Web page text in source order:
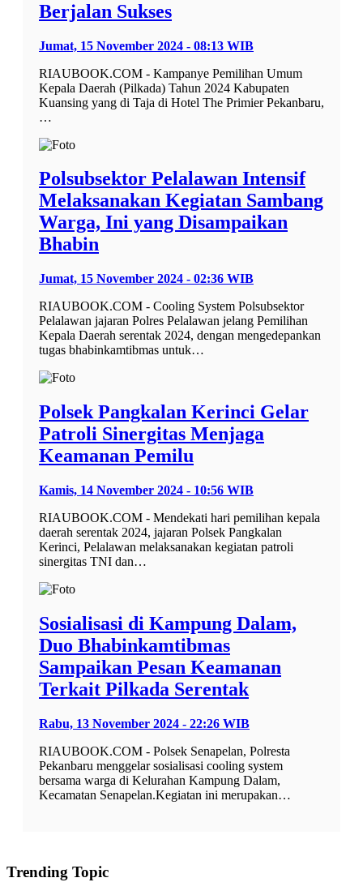
Berjalan Sukses
Jumat, 15 November 2024 - 08:13 WIB
RIAUBOOK.COM - Kampanye Pemilihan Umum
Kepala Daerah (Pilkada) Tahun 2024 Kabupaten
Kuansing yang di Taja di Hotel The Primier Pekanbaru,
…
Polsubsektor Pelalawan Intensif
Melaksanakan Kegiatan Sambang
Warga, Ini yang Disampaikan
Bhabin
Jumat, 15 November 2024 - 02:36 WIB
RIAUBOOK.COM - Cooling System Polsubsektor
Pelalawan jajaran Polres Pelalawan jelang Pemilihan
Kepala Daerah serentak 2024, dengan mengedepankan
tugas bhabinkamtibmas untuk…
Polsek Pangkalan Kerinci Gelar
Patroli Sinergitas Menjaga
Keamanan Pemilu
Kamis, 14 November 2024 - 10:56 WIB
RIAUBOOK.COM - Mendekati hari pemilihan kepala
daerah serentak 2024, jajaran Polsek Pangkalan
Kerinci, Pelalawan melaksanakan kegiatan patroli
sinergitas TNI dan…
Sosialisasi di Kampung Dalam,
Duo Bhabinkamtibmas
Sampaikan Pesan Keamanan
Terkait Pilkada Serentak
Rabu, 13 November 2024 - 22:26 WIB
RIAUBOOK.COM - Polsek Senapelan, Polresta
Pekanbaru menggelar sosialisasi cooling system
bersama warga di Kelurahan Kampung Dalam,
Kecamatan Senapelan.Kegiatan ini merupakan…
Trending Topic